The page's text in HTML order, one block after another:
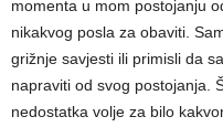
momenta u mom postojanju
nikakvog posla za obaviti.
grižnje savjesti ili primisli da
napraviti od svog postojanja.
nedostatka volje za bilo